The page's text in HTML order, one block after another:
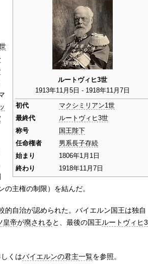
ルートヴィヒ3世
1913年11月5日 - 1918年11月7日
初代
マクシミリアン1世
最終代
ルートヴィヒ3世
称号
国王陛下
任命権者
男系長子存続
始まり
1806年1月1日
終わり
1918年11月7日
主権の制限）を結んだ。
的自治が認められた。バイエルン国王は独自
皇帝が廃されると、最後の国王ルートヴィヒ3
くはバイエルンの君主一覧を参照。